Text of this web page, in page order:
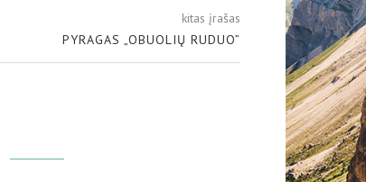
kitas įrašas
PYRAGAS „OBUOLIŲ RUDUO”